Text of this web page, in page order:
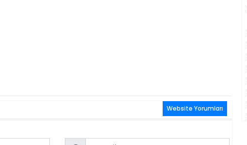
Website Yorumları
Email